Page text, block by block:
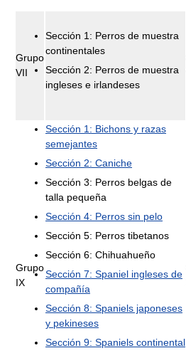
Grupo
VII
Sección 1: Perros de muestra
continentales
Sección 2: Perros de muestra
ingleses e irlandeses
Grupo
IX
Sección 1: Bichons y razas
semejantes
Sección 2: Caniche
Sección 3: Perros belgas de
talla pequeña
Sección 4: Perros sin pelo
Sección 5: Perros tibetanos
Sección 6: Chihuahueño
Sección 7: Spaniel ingleses de
compañía
Sección 8: Spaniels japoneses
y pekineses
Sección 9: Spaniels continental